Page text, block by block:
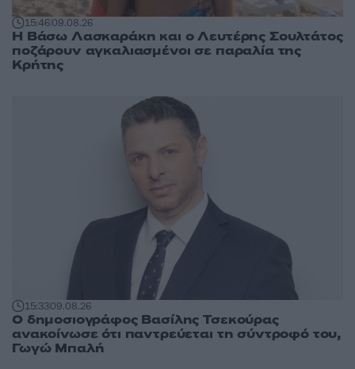
15:4609.08.26
Η Βάσω Λασκαράκη και ο Λευτέρης Σουλτάτος
ποζάρουν αγκαλιασμένοι σε παραλία της
Κρήτης
15:3309.08.26
Ο δημοσιογράφος Βασίλης Τσεκούρας
ανακοίνωσε ότι παντρεύεται τη σύντροφό του,
Γωγώ Μπαλή